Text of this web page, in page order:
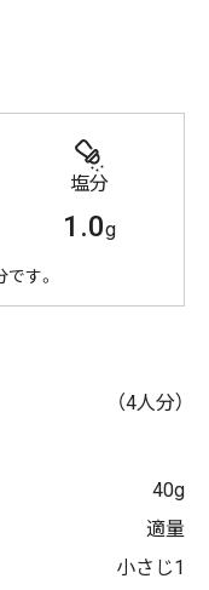
塩分
1.0g
す。
（4人分）
40g
適量
小さじ1